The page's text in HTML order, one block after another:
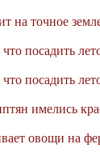
на точное
посадить
посадить
имелись
овощи на